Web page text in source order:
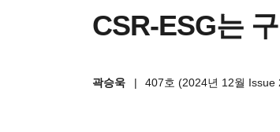
CSR-ESG는
곽승욱 | 407호 (2024년 12월 Issue